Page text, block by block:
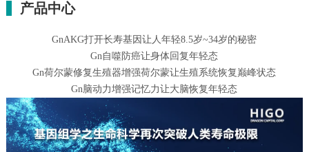
产品中心
GnAKG打开长寿基因让人年轻8.5岁~34岁的秘密
Gn自噬防癌让身体回复年轻态
Gn荷尔蒙修复生殖器增强荷尔蒙让生殖系统恢复巅峰状态
Gn脑动力增强记忆力让大脑恢复年轻态